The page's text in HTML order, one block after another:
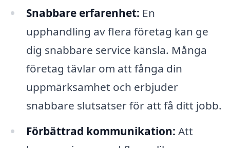
Snabbare erfarenhet: En
upphandling av flera företag kan ge
dig snabbare service känsla. Många
företag tävlar om att fånga din
uppmärksamhet och erbjuder
snabbare slutsatser för att få ditt jobb.
Förbättrad kommunikation: Att